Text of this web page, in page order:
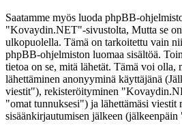
Saatamme myös luoda phpBB-
"Kovaydin.NET"-sivustolta, Mutta se
ulkopuolella. Tämä on tarkoitettu vain
phpBB-ohjelmiston luomaa sisältöä.
tietoa on se, mitä lähetät. Tämä voi olla,
lähettäminen anonyyminä käyttäjänä
viestit"), rekisteröityminen
"omat tunnuksesi") ja lähettämäsi viestit
sisäänkirjautumisen jälkeen